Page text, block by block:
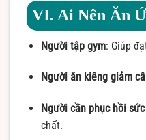
VI. Ai Nên Ăn
Người tập gym: Giúp
Người ăn kiêng giảm
Người cần phục hồi
chất.